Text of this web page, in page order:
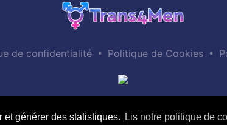
générer des statistiques. Lis notre politique de
de confidentialité • Politique de Cookies •